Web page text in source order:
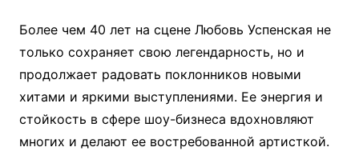
Более чем 40 лет на сцене Любовь Успенская не
только сохраняет свою легендарность, но и
продолжает радовать поклонников новыми
хитами и яркими выступлениями. Ее энергия и
стойкость в сфере шоу-бизнеса вдохновляют
многих и делают ее востребованной артисткой.